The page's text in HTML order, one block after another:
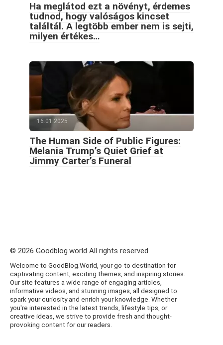
Ha meglátod ezt a növényt, érdemes
tudnod, hogy valóságos kincset
találtál. A legtöbb ember nem is sejti,
milyen értékes…
16.01.2025
The Human Side of Public Figures:
Melania Trump’s Quiet Grief at
Jimmy Carter’s Funeral
© 2026 Goodblog.world All rights reserved
Welcome to GoodBlog.World, your go-to destination for
captivating content, exciting themes, and inspiring stories.
Our site features a wide range of engaging articles,
informative videos, and stunning images, all designed to
spark your curiosity and enrich your knowledge. Whether
you're interested in the latest trends, lifestyle tips, or
creative ideas, we strive to provide fresh and thought-
provoking content for our readers.